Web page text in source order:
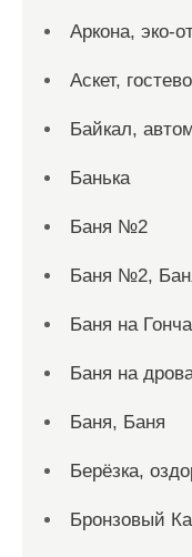
Аркона, эко-
Аскет,
Байкал,
Банька
Баня №2
Баня №2,
Баня на
Баня на
Баня, Баня
Берёзка,
Бронзовый